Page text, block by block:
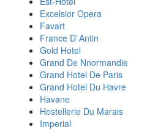
Excelsior Opera
Favart
France D`Antin
Gold Hotel
Grand De Nnormandie
Grand Hotel De Paris
Grand Hotel Du Havre
Havane
Hostellerie Du Marais
Imperial